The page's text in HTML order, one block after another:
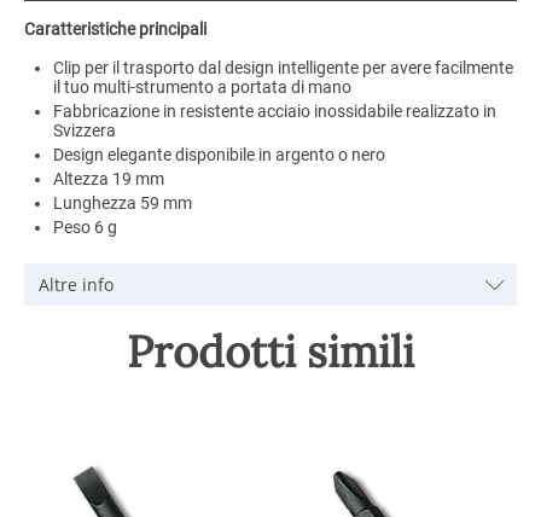
Caratteristiche principali
Clip per il trasporto dal design intelligente per avere facilmente
il tuo multi-strumento a portata di mano
Fabbricazione in resistente acciaio inossidabile realizzato in
Svizzera
Design elegante disponibile in argento o nero
Altezza 19 mm
Lunghezza 59 mm
Peso 6 g
Altre info
Prodotti simili